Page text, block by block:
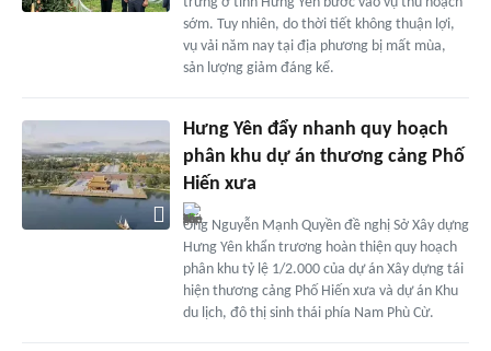
sớm. Tuy nhiên, do thời tiết không thuận lợi,
vụ vải năm nay tại địa phương bị mất mùa,
sản lượng giảm đáng kể.
Hưng Yên đẩy nhanh quy hoạch
phân khu dự án thương cảng Phố
Hiến xưa
Ông Nguyễn Mạnh Quyền đề nghị Sở Xây dựng
Hưng Yên khẩn trương hoàn thiện quy hoạch
phân khu tỷ lệ 1/2.000 của dự án Xây dựng tái
hiện thương cảng Phố Hiến xưa và dự án Khu
du lịch, đô thị sinh thái phía Nam Phù Cừ.